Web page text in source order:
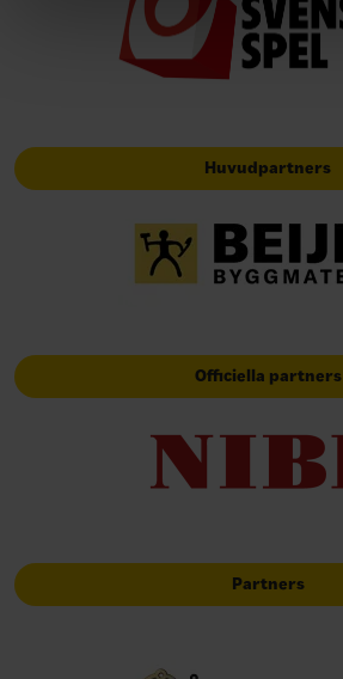
Huvudpartners
Officiella partners
Partners